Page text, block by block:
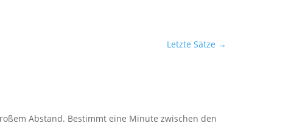
Letzte Sätze →
Abstand. Bestimmt eine Minute zwischen den